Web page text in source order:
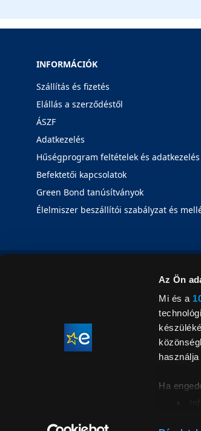
Az Ön
Mi és a
Ha
INFORMÁCIÓK
Szállítás és fizetés
Elállás a szerződéstől
ÁSZF
Adatkezelés
Hűségprogram feltételek és adatkezelés
Befektetői kapcsolatok
Green Bond tanúsítványok
Élelmiszer beszállítói szabályzat és